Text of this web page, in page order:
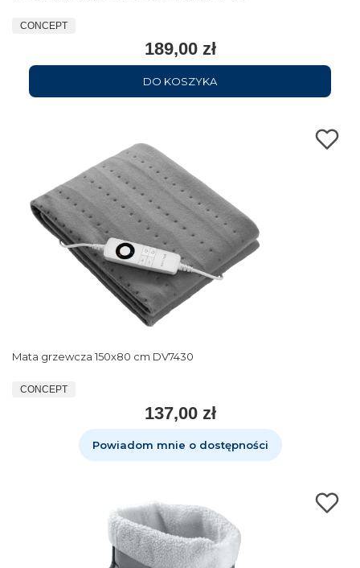
CONCEPT
189,00 zł
DO KOSZYKA
Mata grzewcza 150x80 cm DV7430
CONCEPT
137,00 zł
Powiadom mnie o dostępności